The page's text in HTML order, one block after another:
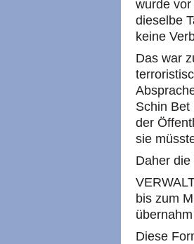
wurde
dieselbe
keine
Das war
Schin Bet
der
sie
Daher
bis zum
Diese